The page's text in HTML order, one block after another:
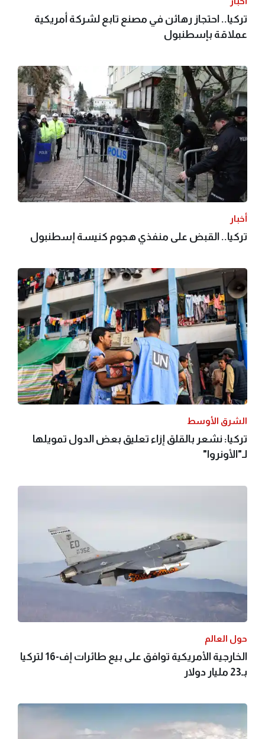
تركيا.. احتجاز رهائن في مصنع تابع لشركة أمريكية
عملاقة بإسطنبول
أخبار
تركيا.. القبض على منفذي هجوم كنيسة إسطنبول
الشرق الأوسط
تركيا: نشعر بالقلق إزاء تعليق بعض الدول تمويلها
لـ"الأونروا"
حول العالم
الخارجية الأمريكية توافق على بيع طائرات إف-16 لتركيا
بـ23 مليار دولار